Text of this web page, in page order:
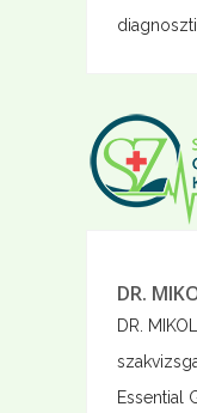
DR.
DR.
Essential